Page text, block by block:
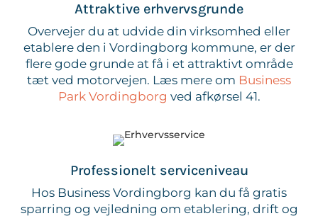
Attraktive erhvervsgrunde
Overvejer du at udvide din virksomhed eller
etablere den i Vordingborg kommune, er der
flere gode grunde at få i et attraktivt område
tæt ved motorvejen. Læs mere om Business
Park Vordingborg ved afkørsel 41.
Professionelt serviceniveau
Hos Business Vordingborg kan du få gratis
sparring og vejledning om etablering, drift og